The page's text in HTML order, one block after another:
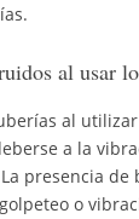
al usar
al
a la
presencia
o